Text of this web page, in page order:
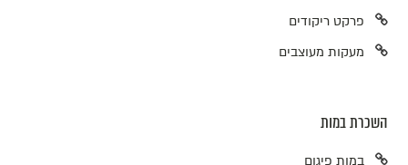
פרקט ריקודים
מעקות מעוצבים
השכרת במות
במות פיגום